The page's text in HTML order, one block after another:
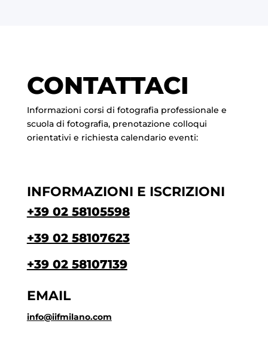
CONTATTACI
Informazioni corsi di fotografia professionale e
scuola di fotografia, prenotazione colloqui
orientativi e richiesta calendario eventi:
INFORMAZIONI E ISCRIZIONI
+39 02 58105598
+39 02 58107623
+39 02 58107139
EMAIL
info@iifmilano.com